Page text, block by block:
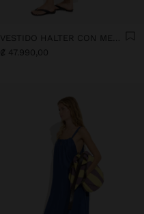
VESTIDO HALTER CON MEZCLA DE LINO
₡ 47.990,00